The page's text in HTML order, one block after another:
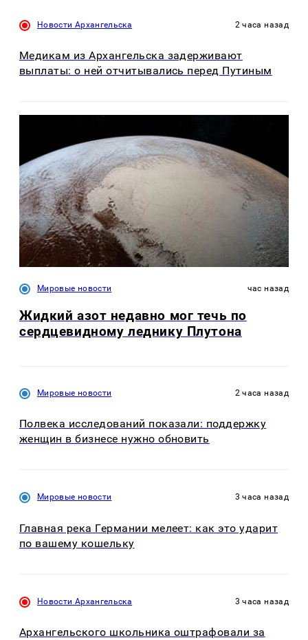
Новости Архангельска 2 часа назад
Медикам из Архангельска задерживают
выплаты: о ней отчитывались перед Путиным
Мировые новости час назад
Жидкий азот недавно мог течь по
сердцевидному леднику Плутона
Мировые новости 2 часа назад
Полвека исследований показали: поддержку
женщин в бизнесе нужно обновить
Мировые новости 3 часа назад
Главная река Германии мелеет: как это ударит
по вашему кошельку
Новости Архангельска 3 часа назад
Архангельского школьника оштрафовали за